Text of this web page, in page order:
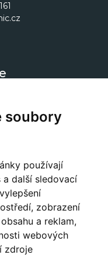
soubory
používají
další sledovací
zobrazení
a reklam,
webových
zdroje
se dovozem a
i stylového nábytku